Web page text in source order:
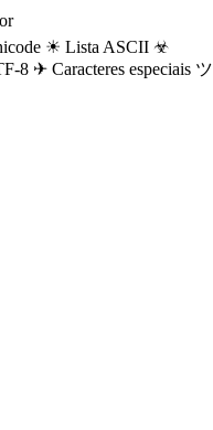
☀ Lista ASCII ☣
8 ✈ Caracteres especiais ツ